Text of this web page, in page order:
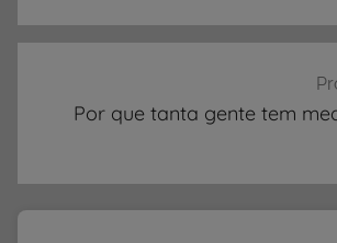
o
Por que tanta gente tem